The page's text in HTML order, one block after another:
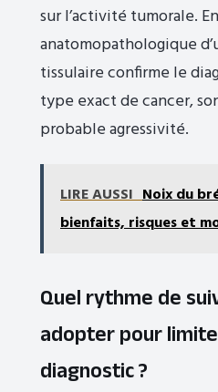
sur l’activité tumorale.
anatomopathologique
tissulaire confirme le
type exact de cancer,
probable agressivité.
LIRE AUSSI Noix du
bienfaits, risques et
Quel rythme de
adopter pour
diagnostic ?